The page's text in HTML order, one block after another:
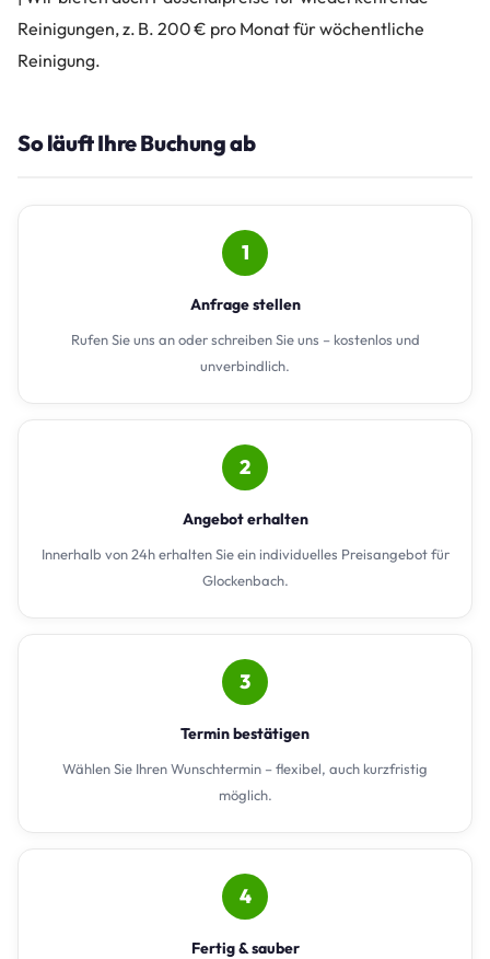
Reinigungen, z. B. 200 € pro Monat für wöchentliche
Reinigung.
So läuft Ihre Buchung ab
1
Anfrage stellen
Rufen Sie uns an oder schreiben Sie uns – kostenlos und
unverbindlich.
2
Angebot erhalten
Innerhalb von 24h erhalten Sie ein individuelles Preisangebot für
Glockenbach.
3
Termin bestätigen
Wählen Sie Ihren Wunschtermin – flexibel, auch kurzfristig
möglich.
4
Fertig & sauber